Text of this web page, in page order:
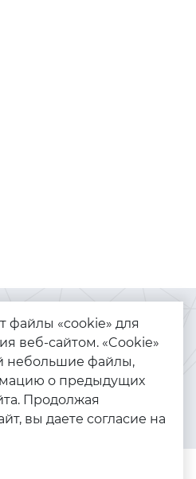
Каталог
Браслеты
Золото
Серебро
файлы «cookie» для
веб-сайтом. «Cookie»
небольшие файлы,
о предыдущих
Продолжая
вы даете согласие на